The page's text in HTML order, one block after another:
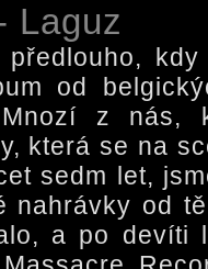
Laguz
od
Mnozí z nás,
která se na
sedm let,
nahrávky od
a po devíti